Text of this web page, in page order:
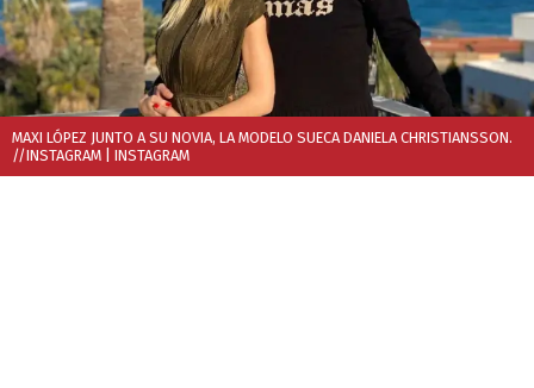
MAXI LÓPEZ JUNTO A SU NOVIA, LA MODELO SUECA DANIELA CHRISTIANSSON.
//INSTAGRAM | INSTAGRAM